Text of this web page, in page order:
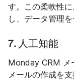
す。この柔軟性
し、データ管理を
7. 人工知能
Monday CRM メ
メールの作成を